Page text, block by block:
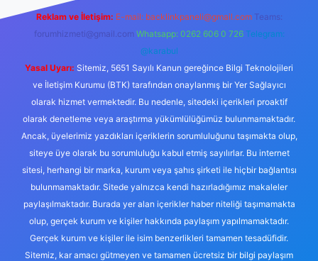
Reklam ve İletişim: E-mail: backlinkpaneli@gmail.com Teams:
forumhizmeti@gmail.com Whatsapp: 0262 606 0 726 Telegram:
@karabul
Yasal Uyarı: Sitemiz, 5651 Sayılı Kanun gereğince Bilgi Teknolojileri
ve İletişim Kurumu (BTK) tarafından onaylanmış bir Yer Sağlayıcı
olarak hizmet vermektedir. Bu nedenle, sitedeki içerikleri proaktif
olarak denetleme veya araştırma yükümlülüğümüz bulunmamaktadır.
Ancak, üyelerimiz yazdıkları içeriklerin sorumluluğunu taşımakta olup,
siteye üye olarak bu sorumluluğu kabul etmiş sayılırlar. Bu internet
sitesi, herhangi bir marka, kurum veya şahıs şirketi ile hiçbir bağlantısı
bulunmamaktadır. Sitede yalnızca kendi hazırladığımız makaleler
paylaşılmaktadır. Burada yer alan içerikler haber niteliği taşımamakta
olup, gerçek kurum ve kişiler hakkında paylaşım yapılmamaktadır.
Gerçek kurum ve kişiler ile isim benzerlikleri tamamen tesadüfidir.
Sitemiz, kar amacı gütmeyen ve tamamen ücretsiz bir bilgi paylaşım